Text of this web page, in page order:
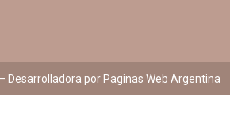
Desarrolladora por Paginas Web Argentina